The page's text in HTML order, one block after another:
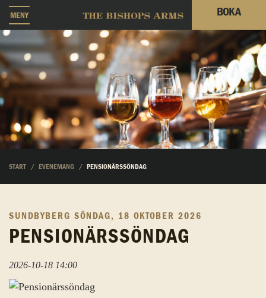
MENY BOKA
START EVENEMANG PENSIONÄRSSÖNDAG
SUNDBYBERG SÖNDAG, 18 OKTOBER 2026
PENSIONÄRSSÖNDAG
2026-10-18 14:00